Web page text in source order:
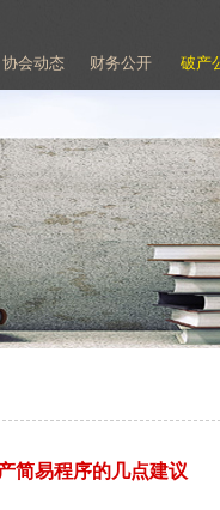
协会动态 财务公开 破产
简易程序的几点建议